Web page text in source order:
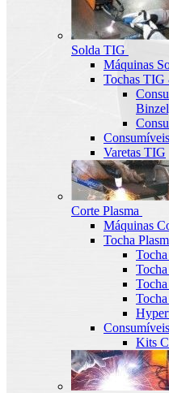
Solda TIG
Máquinas
Tochas TIG
Varetas TIG
Corte Plasma
Máquinas
Tocha
Kits